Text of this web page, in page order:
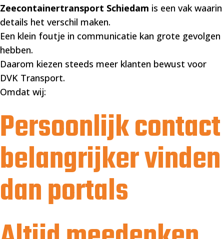
Zeecontainertransport Schiedam is een vak waarin
details het verschil maken.
Een klein foutje in communicatie kan grote gevolgen
hebben.
Daarom kiezen steeds meer klanten bewust voor
DVK Transport.
Omdat wij:
Persoonlijk contact
belangrijker vinden
dan portals